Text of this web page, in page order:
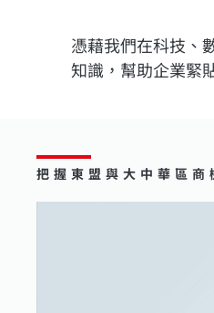
憑藉我們在科技、
知識，幫助企業緊
把握東盟與大中華區商